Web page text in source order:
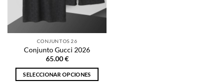
pueden
elegir
en
la
página
de
CONJUNTOS 26
Conjunto Gucci 2026
65.00€
SELECCIONAR OPCIONES